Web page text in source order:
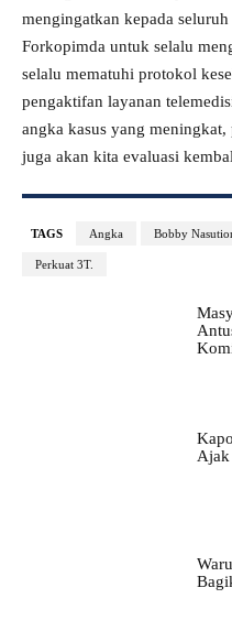
mengingatkan kepada
Forkopimda untuk selalu
selalu mematuhi protokol
pengaktifan layanan
angka kasus yang
juga akan kita evaluasi
TAGS Angka Bobby
Perkuat 3T.
Ajak